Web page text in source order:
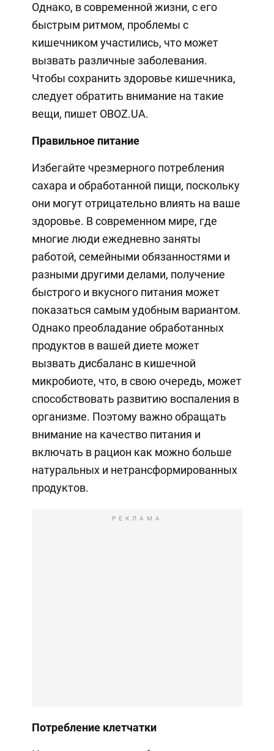
Однако, в современной жизни, с его
быстрым ритмом, проблемы с
кишечником участились, что может
вызвать различные заболевания.
Чтобы сохранить здоровье кишечника,
следует обратить внимание на такие
вещи, пишет OBOZ.UA.
Правильное питание
Избегайте чрезмерного потребления
сахара и обработанной пищи, поскольку
они могут отрицательно влиять на ваше
здоровье. В современном мире, где
многие люди ежедневно заняты
работой, семейными обязанностями и
разными другими делами, получение
быстрого и вкусного питания может
показаться самым удобным вариантом.
Однако преобладание обработанных
продуктов в вашей диете может
вызвать дисбаланс в кишечной
микробиоте, что, в свою очередь, может
способствовать развитию воспаления в
организме. Поэтому важно обращать
внимание на качество питания и
включать в рацион как можно больше
натуральных и нетрансформированных
продуктов.
РЕКЛАМА
Потребление клетчатки